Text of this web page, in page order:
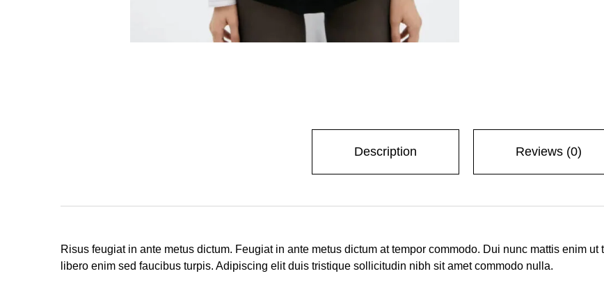
Description Reviews (0)
Risus feugiat in ante metus dictum. Feugiat in ante metus dictum at tempor commodo. Dui nunc mattis enim
libero enim sed faucibus turpis. Adipiscing elit duis tristique sollicitudin nibh sit amet commodo nulla.